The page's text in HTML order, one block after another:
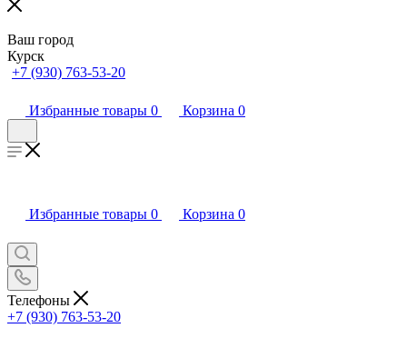
Ваш город
Курск
+7 (930) 763-53-20
Избранные товары 0 Корзина 0
Избранные товары 0 Корзина 0
Телефоны
+7 (930) 763-53-20